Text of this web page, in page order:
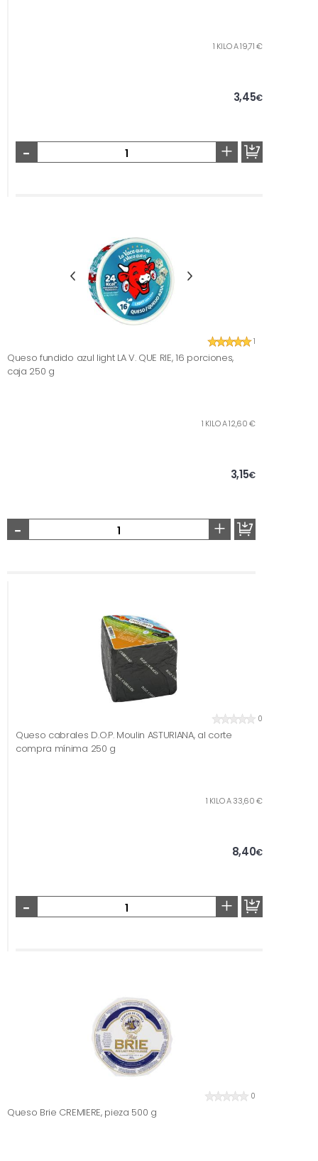
1 KILO A 19,71 €
3,45€
- +
1
Queso fundido azul light LA V. QUE RIE, 16 porciones,
caja 250 g
1 KILO A 12,60 €
3,15€
- +
0
Queso cabrales D.O.P. Moulin ASTURIANA, al corte
compra mínima 250 g
1 KILO A 33,60 €
8,40€
- +
0
Queso Brie CREMIERE, pieza 500 g